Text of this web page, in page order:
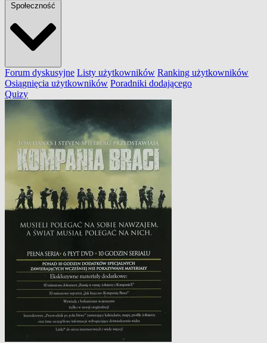
Społeczność
Forum dyskusyjne Listy użytkowników Ranking użytkowników
Osiągnięcia użytkowników Poradniki dodającego
Quizy